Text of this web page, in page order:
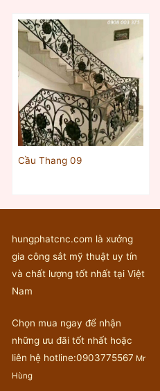
Cầu Thang 09
hungphatcnc.com là xưởng
gia công sắt mỹ thuật uy tín
và chất lượng tốt nhất tại Việt
Nam
Chọn mua ngay để nhận
những ưu đãi tốt nhất hoặc
liên hệ hotline:0903775567 Mr
Hùng